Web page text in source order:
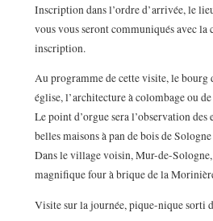
Inscription dans l’ordre d’arrivée, le
vous vous seront communiqués avec
inscription.
Au programme de cette visite, le bourg
église, l’architecture à colombage ou
Le point d’orgue sera l’observation des
belles maisons à pan de bois de
Dans le village voisin, Mur-de-
magnifique four à brique de la
Visite sur la journée, pique-nique sorti